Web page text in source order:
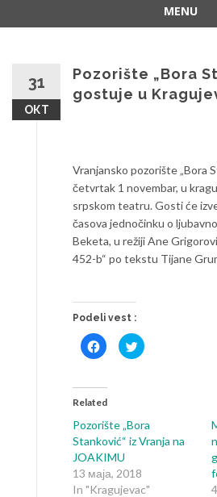
MENU
31
ОКТ
Pozorište „Bora
gostuje u
Vranjansko pozorište „Bora
četvrtak 1 novembar, u
srpskom teatru. Gosti će
časova jednočinku o
Beketa, u režiji Ane
452-b“ po tekstu Tijane
Podeli vest :
Click
to
share
(Opens
in
window)
Click
to
window)
Related
Pozorište „Bora
Stanković“ iz Vranja na
JOAKIMU
13 маја, 2018
In "Kragujevac"